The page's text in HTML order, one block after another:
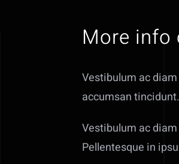
More info
Vestibulum ac
accumsan
Vestibulum ac
Pellentesque in